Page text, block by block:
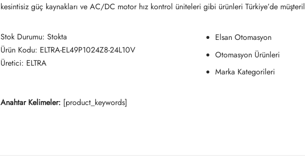
kesintisiz güç kaynakları ve AC/DC motor hız kontrol üniteleri gibi ürünleri Türkiye’de
Stok Durumu: Stokta
Ürün Kodu: ELTRA-EL49P1024Z8-24L10V
Üretici: ELTRA
Elsan Otomasyon
Otomasyon Ürünleri
Marka Kategorileri
Anahtar Kelimeler: [product_keywords]